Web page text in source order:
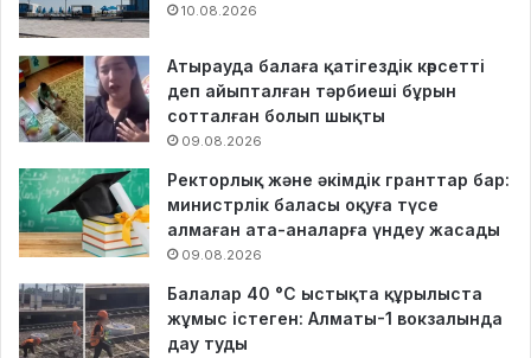
10.08.2026
Атырауда балаға қатігездік көрсетті
деп айыпталған тәрбиеші бұрын
сотталған болып шықты
09.08.2026
Ректорлық және әкімдік гранттар бар:
министрлік баласы оқуға түсе
алмаған ата-аналарға үндеу жасады
09.08.2026
Балалар 40 °C ыстықта құрылыста
жұмыс істеген: Алматы-1 вокзалында
дау туды